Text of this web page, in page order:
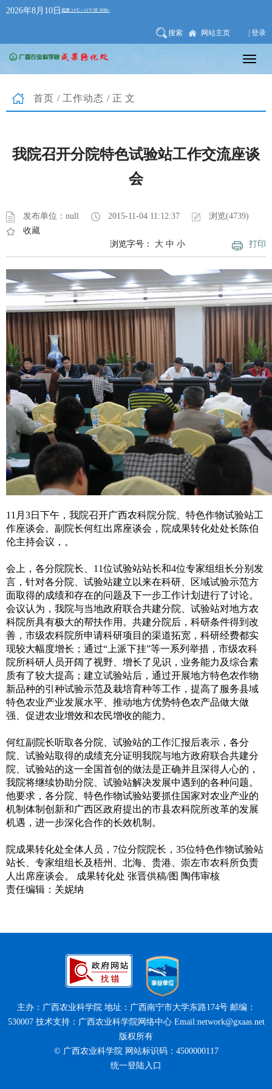
2026年8月10日
搜索 网站主页 | 登录
首页 / 工作动态 /正文
我院召开分院特色试验站工作交流座谈
会
发布单位：null 2015-11-04 11:12:37
浏览(4739)
收藏
打印
浏览字号： 大 中 小
11月3日下午，我院召开广西农科院分院、特色作物试验站工
作座谈会。副院长何红出席座谈会，院成果转化处处长陈伯
伦主持会议，。
会上，各分院院长、11位试验站站长和4位专家组组长分别发
言，针对各分院、试验站建立以来在科研、区域试验示范方
面取得的成绩和存在的问题及下一步工作计划进行了讨论。
会议认为，我院与当地政府联合共建分院、试验站对地方农
科院所具有极大的帮扶作用。共建分院后，科研条件得到改
善，市级农科院所申请科研项目的渠道拓宽，科研经费都实
现较大幅度增长；通过“上派下挂”等一系列举措，市级农科
院所科研人员开阔了视野、增长了见识，业务能力及综合素
质有了较大提高；建立试验站后，通过开展地方特色农作物
新品种的引种试验示范及栽培育种等工作，提高了服务县域
特色农业产业发展水平、推动地方优势特色农产品做大做
强、促进农业增效和农民增收的能力。
何红副院长听取各分院、试验站的工作汇报后表示，各分
院、试验站取得的成绩充分证明我院与地方政府联合共建分
院、试验站的这一全国首创的做法是正确并且深得人心的，
我院将继续协助分院、试验站解决发展中遇到的各种问题。
他要求，各分院、特色作物试验站要抓住国家对农业产业的
机制体制创新和广西区政府提出的市县农科院所改革的发展
机遇，进一步深化合作的长效机制。
院成果转化处全体人员，7位分院院长，35位特色作物试验站
站长、专家组组长及梧州、北海、贵港、崇左市农科所负责
人出席座谈会。 成果转化处 张晋供稿/图 陶伟审核
责任编辑：关妮纳
主办：广西农业科学院 地址：广西南宁市大学东路174号 邮编：
530007 技术支持：广西农业科学院网络中心 Email:network@gxaas.net
版权所有
© 广西农业科学院 网站标识码：4500000117
统一登陆入口